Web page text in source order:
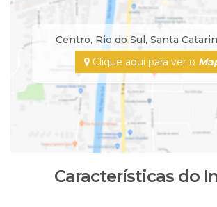
Centro, Rio do Sul, Santa
Clique aqui para ver o
Características do